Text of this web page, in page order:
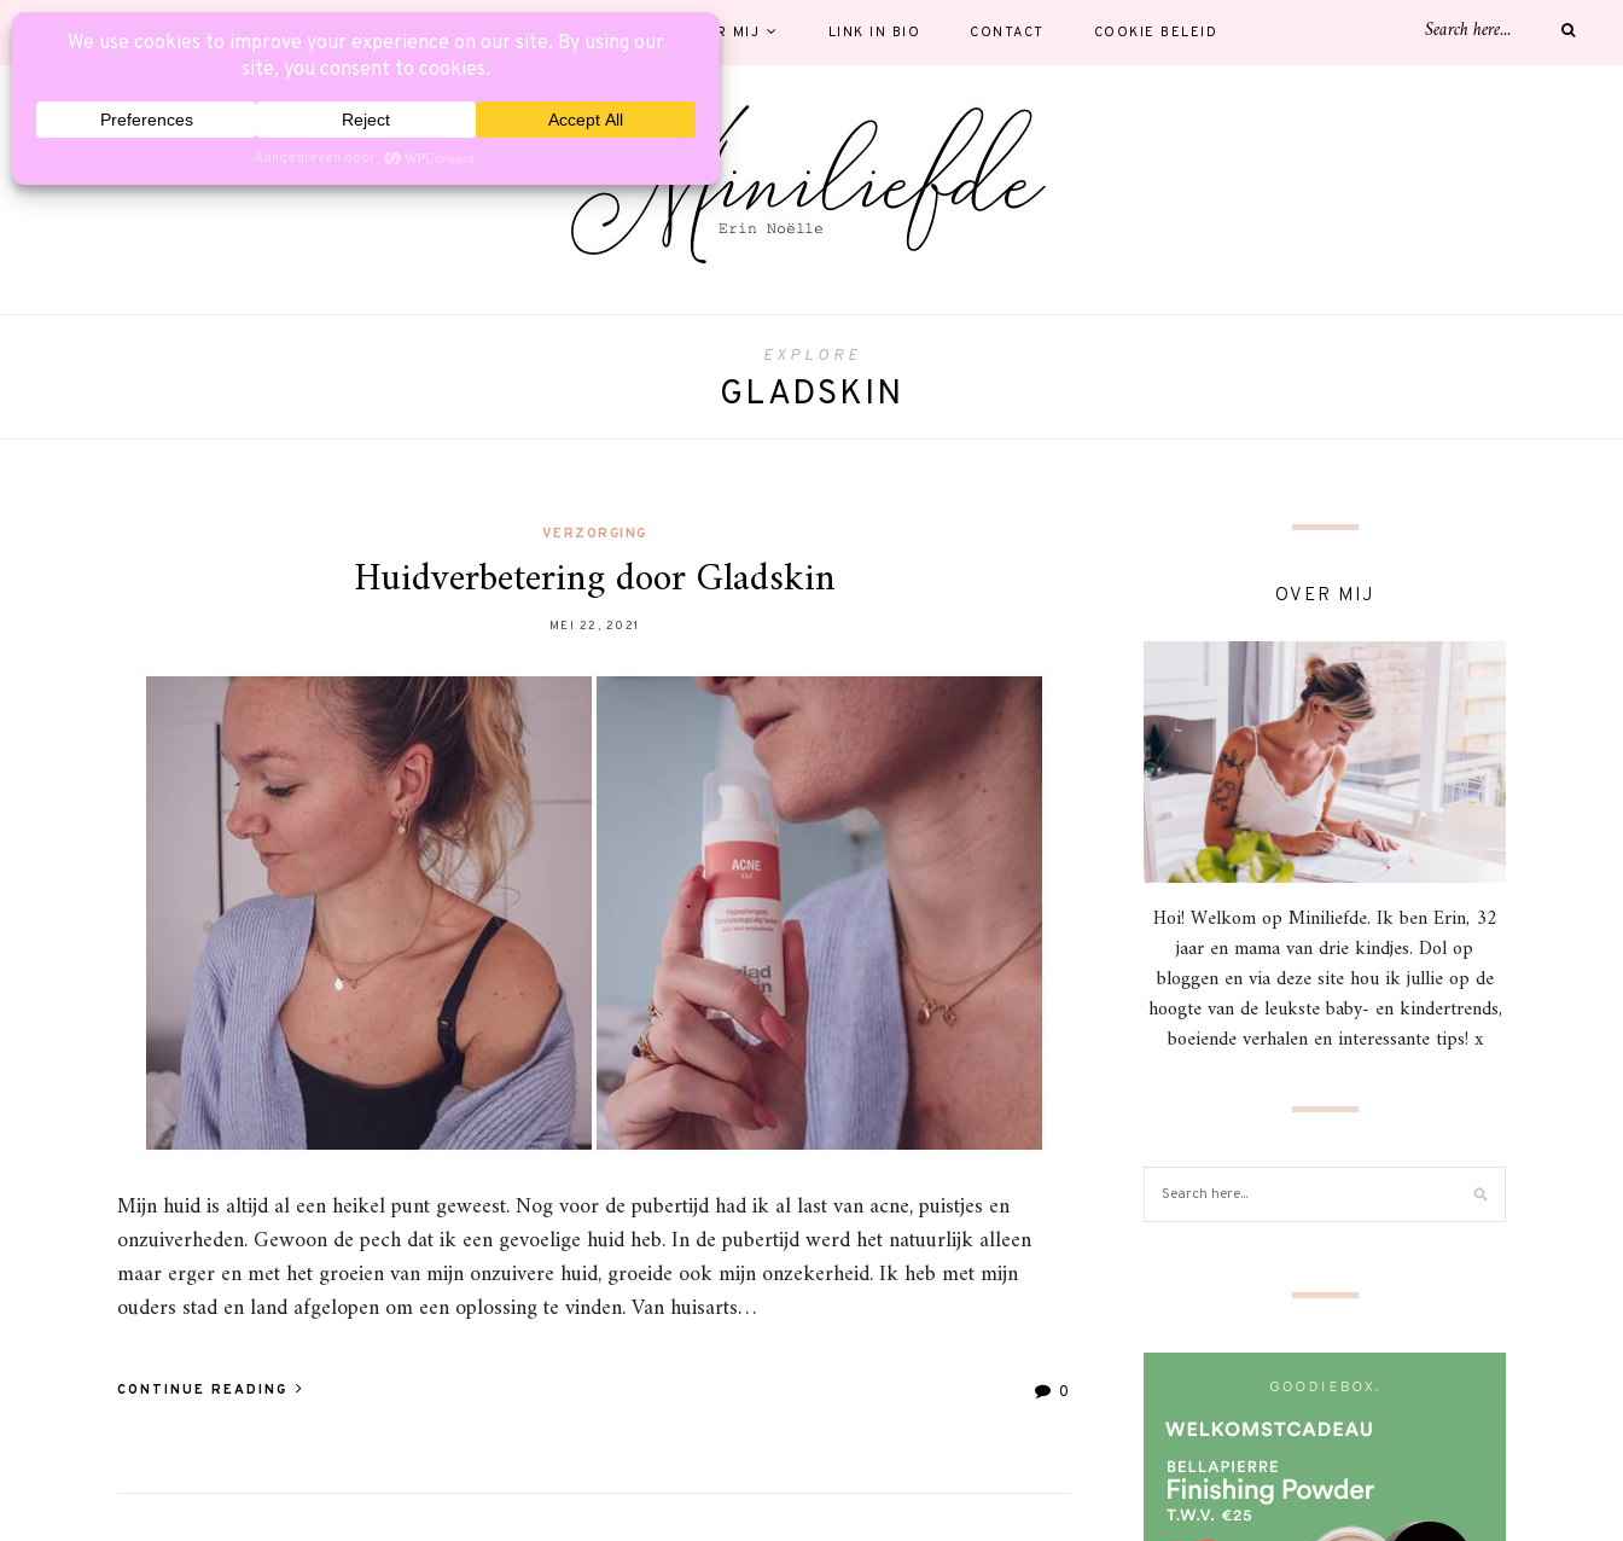
CATEGORIEËN OVER MIJ LINK IN BIO CONTACT COOKIE BELEID
EXPLORE
GLADSKIN
VERZORGING
Huidverbetering door Gladskin
MEI 22, 2021
Mijn huid is altijd al een heikel punt geweest. Nog voor de pubertijd had ik al last van acne, puistjes en
onzuiverheden. Gewoon de pech dat ik een gevoelige huid heb. In de pubertijd werd het natuurlijk alleen
maar erger en met het groeien van mijn onzuivere huid, groeide ook mijn onzekerheid. Ik heb met mijn
ouders stad en land afgelopen om een oplossing te vinden. Van huisarts…
CONTINUE READING 0
OVER MIJ
Hoi! Welkom op Miniliefde. Ik ben Erin, 32
jaar en mama van drie kindjes. Dol op
bloggen en via deze site hou ik jullie op de
hoogte van de leukste baby- en kindertrends,
boeiende verhalen en interessante tips! x